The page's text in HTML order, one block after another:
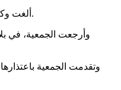
ألغت وكالة الفضاء اليابانية الجائزة التي فازت بها جامعة خاصة تونسية سنة 2022 لإطلاق أول قمر صناعي تعليمي تونسي نحو الفضاء بدعم من الخبراء المؤسسين للجمعية التونسية للفضاء.
وأرجعت الجمعية، في
وتقدمت الجمعية